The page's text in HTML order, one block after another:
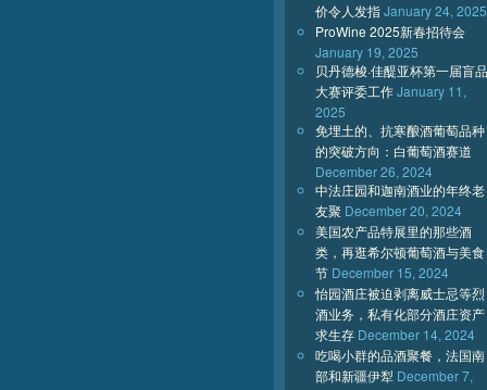
价令人发指January 24, 2025
ProWine 2025新春招待会
January 19, 2025
贝丹德梭·佳醍亚杯第一届盲品
大赛评委工作January 11,
2025
免埋土的、抗寒酿酒葡萄品种
的突破方向：白葡萄酒赛道
December 26, 2024
中法庄园和迦南酒业的年终老
友聚 December 20, 2024
美国农产品特展里的那些酒
类，再逛希尔顿葡萄酒与美食
节 December 15, 2024
怡园酒庄被迫剥离威士忌等烈
酒业务，私有化部分酒庄资产
求生存 December 14, 2024
吃喝小群的品酒聚餐，法国南
部和新疆伊犁 December 7,